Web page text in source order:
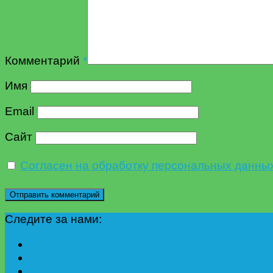
Комментарий *
Имя
Email
Сайт
Согласен на обработку персональных
Следите за нами: